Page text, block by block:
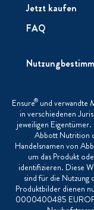
Jetzt kaufen
FAQ
Ensure® und verwandte
in verschiedenen
jeweiligen
Abbott Nutrition
Handelsnamen von
um das Produkt
identifizieren. Diese
sind für die Nutzung
Produktbilder dienen
0000400485